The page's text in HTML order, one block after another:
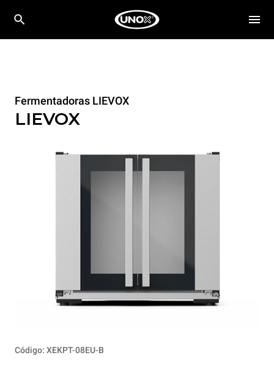
Fermentadoras LIEVOX
LIEVOX
Código: XEKPT-08EU-B